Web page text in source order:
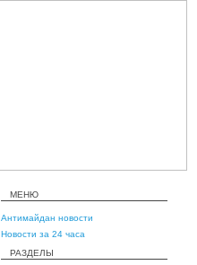
МЕНЮ
Антимайдан новости
Новости за 24 часа
РАЗДЕЛЫ